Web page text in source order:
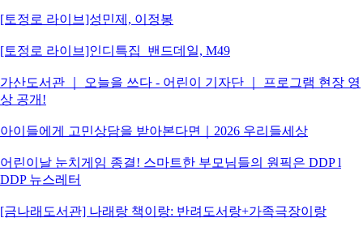
[토정로 라이브]성민제, 이정봉
[토정로 라이브]인디특집_밴드데일, M49
가산도서관 ｜ 오늘을 쓰다 - 어린이 기자단 ｜ 프로그램 현장 영
상 공개!
아이들에게 고민상담을 받아본다면｜2026 우리들세상
어린이날 눈치게임 종결! 스마트한 부모님들의 원픽은 DDP l
DDP 뉴스레터
[금나래도서관] 나래랑 책이랑: 반려도서랑+가족극장이랑